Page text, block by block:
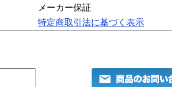
メーカー保証
特定商取引法に基づく表示